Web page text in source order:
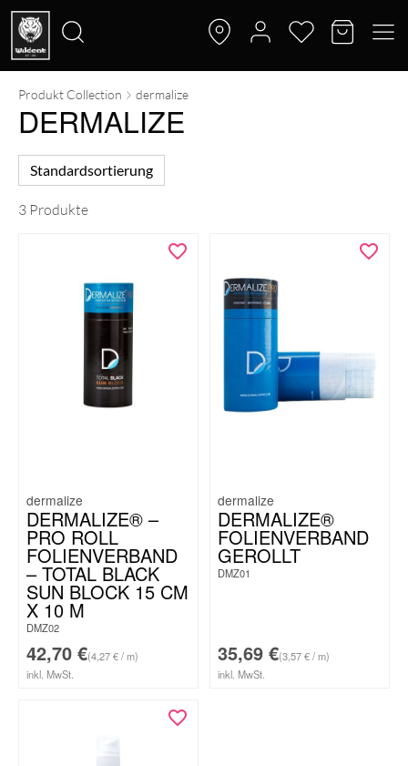
Suche
nach:
Produkt Collection dermalize
DERMALIZE
Standardsortierung
3 Produkte
dermalize
DERMALIZE® –
PRO ROLL
FOLIENVERBAND
– TOTAL BLACK
SUN BLOCK 15 CM
X 10 M
DMZ02
42,70 €(4,27 € / m)
inkl. MwSt.
dermalize
DERMALIZE®
FOLIENVERBAND
GEROLLT
DMZ01
35,69 €(3,57 € / m)
inkl. MwSt.